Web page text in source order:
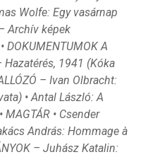
Wolfe: Egy vasárnap
Archív képek
A
Hazatérés, 1941 (Kóka
– Ivan Olbracht:
• Antal László: A
MAGTÁR • Csender
András: Hommage à
– Juhász Katalin: